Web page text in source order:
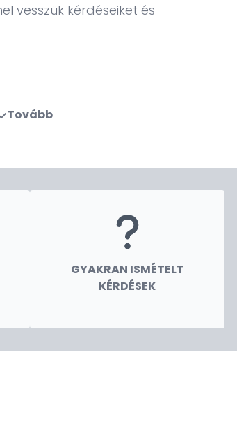
vesszük kérdéseiket és
Tovább
GYAKRAN ISMÉTELT
KÉRDÉSEK